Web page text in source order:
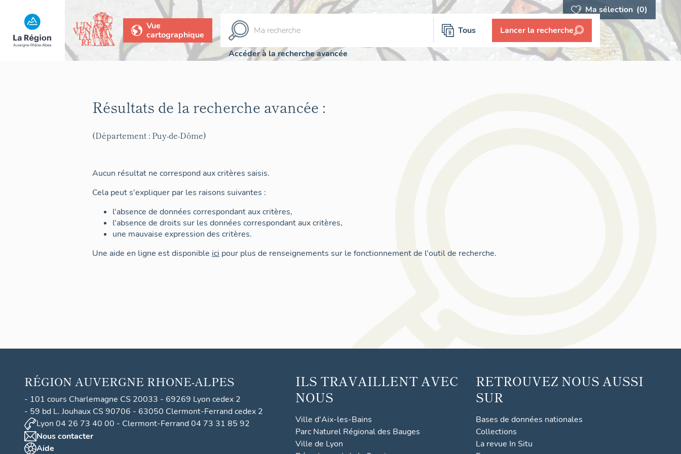
Ma sélection (0)
Vue
cartographique
Tous Lancer la recherche
Accéder à la recherche avancée
Résultats de la recherche avancée :
(Département : Puy-de-Dôme)
Aucun résultat ne correspond aux critères saisis.
Cela peut s'expliquer par les raisons suivantes :
l'absence de données correspondant aux critères,
l'absence de droits sur les données correspondant aux critères,
une mauvaise expression des critères.
Une aide en ligne est disponible ici pour plus de renseignements sur le fonctionnement de l'outil de recherche.
RÉGION AUVERGNE RHONE-ALPES
- 101 cours Charlemagne CS 20033 - 69269 Lyon cedex 2
- 59 bd L. Jouhaux CS 90706 - 63050 Clermont-Ferrand cedex 2
Lyon 04 26 73 40 00 - Clermont-Ferrand 04 73 31 85 92
Nous contacter
Aide
ILS TRAVAILLENT AVEC
NOUS
Ville d'Aix-les-Bains
Parc Naturel Régional des Bauges
Ville de Lyon
RETROUVEZ NOUS AUSSI
SUR
Bases de données nationales
Collections
La revue In Situ